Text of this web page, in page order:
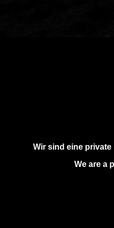
Wir sind eine
We are a